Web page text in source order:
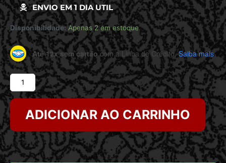
ENVIO EM 1 DIA UTIL
Disponibilidade: Apenas 2 em estoque
Até 12x sem cartãocom a Linha de Crédito. Saiba mais
ADICIONAR AO CARRINHO